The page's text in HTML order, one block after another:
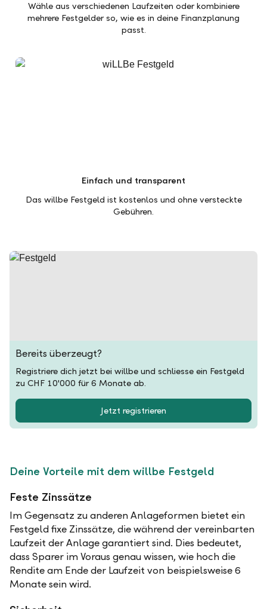
Wähle aus verschiedenen Laufzeiten oder kombiniere
mehrere Festgelder so, wie es in deine Finanzplanung
passt.
Einfach und transparent
Das willbe Festgeld ist kostenlos und ohne versteckte
Gebühren.
Bereits überzeugt?
Registriere dich jetzt bei willbe und schliesse ein Festgeld
zu CHF 10'000 für 6 Monate ab.
Jetzt registrieren
Deine Vorteile mit dem willbe Festgeld
Feste Zinssätze
Im Gegensatz zu anderen Anlageformen bietet ein
Festgeld fixe Zinssätze, die während der vereinbarten
Laufzeit der Anlage garantiert sind. Dies bedeutet,
dass Sparer im Voraus genau wissen, wie hoch die
Rendite am Ende der Laufzeit von beispielsweise 6
Monate sein wird.